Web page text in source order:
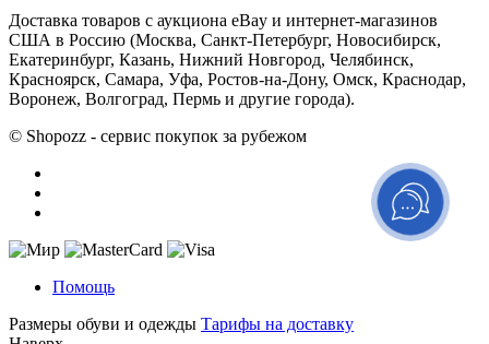
Доставка товаров с аукциона eBay и интернет-магазинов
США в Россию (Москва, Санкт-Петербург, Новосибирск,
Екатеринбург, Казань, Нижний Новгород, Челябинск,
Красноярск, Самара, Уфа, Ростов-на-Дону, Омск, Краснодар,
Воронеж, Волгоград, Пермь и другие города).
© Shopozz - сервис покупок за рубежом
Помощь
Размеры обуви и одежды Тарифы на доставку